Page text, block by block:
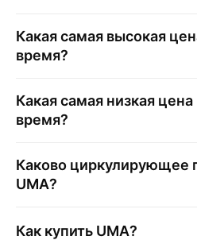
Какая самая высокая
время?
Какая самая низкая цена
время?
Каково циркулирующее
UMA?
Как купить UMA?